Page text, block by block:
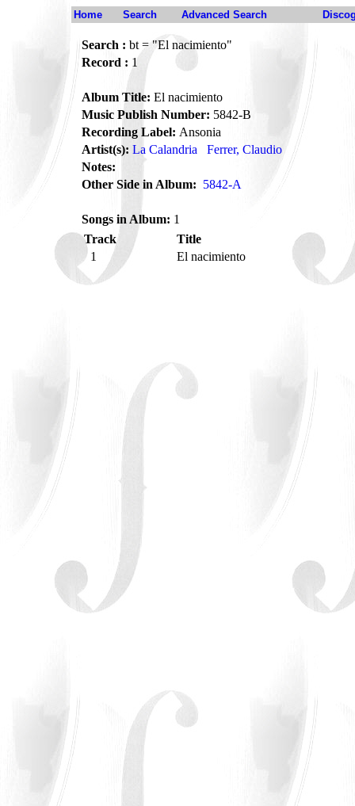
Home Search Advanced Search
Search : bt = "El nacimiento"
Record : 1
Album Title: El nacimiento
Music Publish Number: 5842-B
Recording Label: Ansonia
Artist(s): La Calandria
Ferrer, Claudio
Notes:
Other Side in Album: 5842-A
Songs in Album: 1
Track
Title
1
El nacimiento